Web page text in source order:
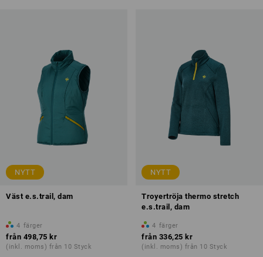
NYTT
Väst e.s.trail, dam
4 färger
från 498,75 kr
(inkl. moms) från 10 Styck
NYTT
Troyertröja thermo stretch
e.s.trail, dam
4 färger
från 336,25 kr
(inkl. moms) från 10 Styck